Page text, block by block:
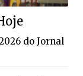
do Jornal